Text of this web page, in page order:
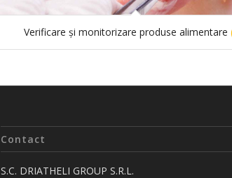
Verificare și monitorizare produse alimentare
Contact
S.C. DRIATHELI GROUP S.R.L.